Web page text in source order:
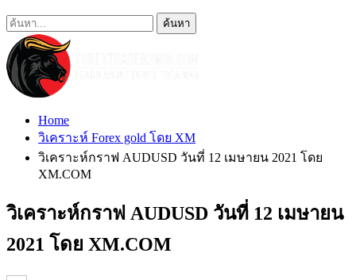
Home
วิเคราะห์ Forex gold โดย XM
วิเคราะห์กราฟ AUDUSD วันที่ 12 เมษายน 2021 โดย
XM.COM
วิเคราะห์กราฟ AUDUSD วันที่ 12 เมษายน
2021 โดย XM.COM